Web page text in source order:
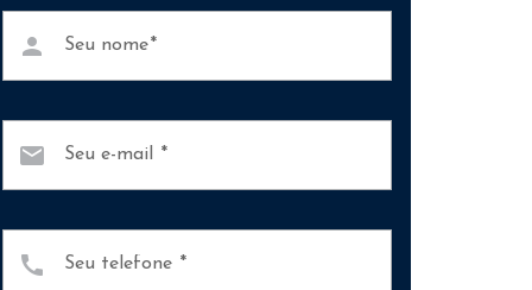
Seu nome
person
Seu e-mail
mail
Seu telefone
call